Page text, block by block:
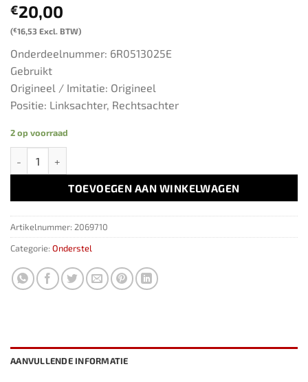
€20,00
(€16,53 Excl. BTW)
Onderdeelnummer: 6R0513025E
Gebruikt
Origineel / Imitatie: Origineel
Positie: Linksachter, Rechtsachter
2 op voorraad
TOEVOEGEN AAN WINKELWAGEN
Artikelnummer: 2069710
Categorie: Onderstel
AANVULLENDE INFORMATIE